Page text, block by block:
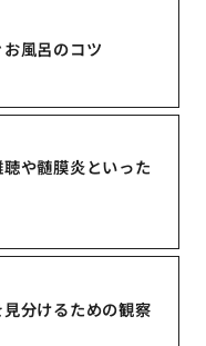
風呂のコツ
や髄膜炎といった
分けるための観察